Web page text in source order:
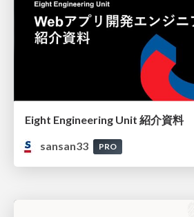
Eight Engineering Unit 紹介資料
sansan33
PRO